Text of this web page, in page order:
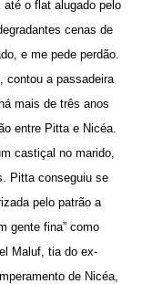
o flat alugado pelo
cenas de
e me pede perdão.
contou a passadeira
mais de três anos
entre Pitta e Nicéa.
castiçal no marido,
Pitta conseguiu se
pelo patrão a
gente fina” como
Maluf, tia do ex-
de Nicéa,